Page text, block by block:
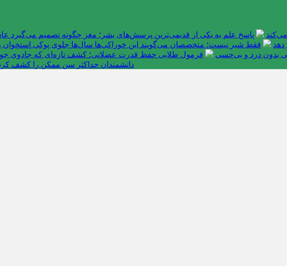
پاسخ علم به یکی از قدیمی‌ترین پرسش‌های بشر؛ مغز چگونه تصمیم
دهد
فقط شیر نیست؛ متخصصان می‌گویند این خوراکی‌ها سال‌ها جلوی پوکی استخوان
بدون درد و بی‌حسی
فرمول طلایی حفظ قدرت عضلانی؛ کشف تازه‌ای که جادوی
دانشمندان حداکثر سن ممکن را کشف